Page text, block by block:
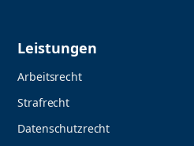
Leistungen
Arbeitsrecht
Strafrecht
Datenschutzrecht